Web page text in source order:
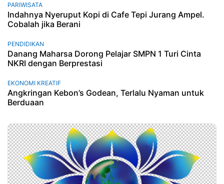
PARIWISATA
Indahnya Nyeruput Kopi di Cafe Tepi Jurang Ampel.
Cobalah jika Berani
PENDIDIKAN
Danang Maharsa Dorong Pelajar SMPN 1 Turi Cinta
NKRI dengan Berprestasi
EKONOMI KREATIF
Angkringan Kebon’s Godean, Terlalu Nyaman untuk
Berduaan